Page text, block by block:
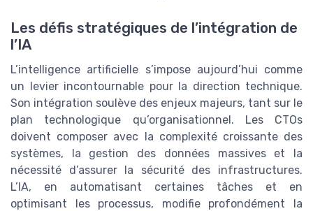
Les défis stratégiques de l’intégration de
l’IA
L’intelligence artificielle s’impose aujourd’hui comme
un levier incontournable pour la direction technique.
Son intégration soulève des enjeux majeurs, tant sur le
plan technologique qu’organisationnel. Les CTOs
doivent composer avec la complexité croissante des
systèmes, la gestion des données massives et la
nécessité d’assurer la sécurité des infrastructures.
L’IA, en automatisant certaines tâches et en
optimisant les processus, modifie profondément la